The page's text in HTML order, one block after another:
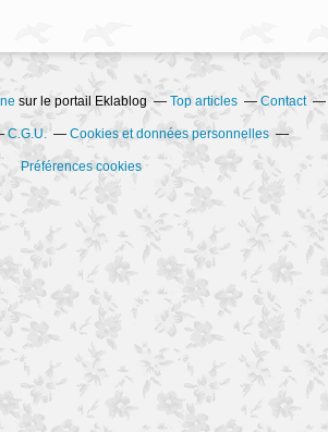
sur le portail Eklablog Top articles Contact
C.G.U. Cookies et données personnelles
Préférences cookies